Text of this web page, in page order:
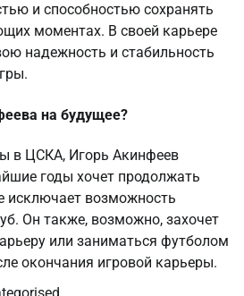
и способностью сохранять
моментах. В своей карьере
надежность и стабильность
на будущее?
в ЦСКА, Игорь Акинфеев
годы хочет продолжать
исключает возможность
Он также, возможно, захочет
или заниматься футболом
окончания игровой карьеры.